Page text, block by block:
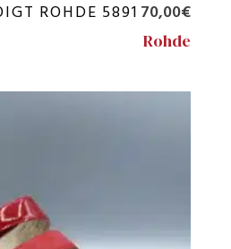
ROHDE 5891 70,00€
Rohde